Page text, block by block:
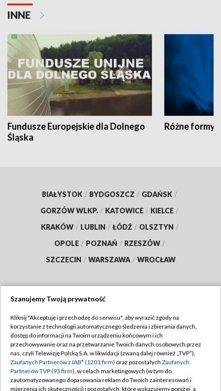
INNE
Fundusze Europejskie dla Dolnego
Śląska
Różne formy
BIAŁYSTOK / BYDGOSZCZ / GDAŃSK /
GORZÓW WLKP. / KATOWICE / KIELCE /
KRAKÓW / LUBLIN / ŁÓDŹ / OLSZTYN /
OPOLE / POZNAŃ / RZESZÓW /
SZCZECIN / WARSZAWA / WROCŁAW
TVP
Abonament TVP
Emisja w TVP
Centrum informacji TVP
Regulamin TVP
Polityka prywatności
Moje zgody
Szanujemy Twoją prywatność
Kliknij "Akceptuję i przechodzę do serwisu", aby wyrazić zgody na
korzystanie z technologii automatycznego śledzenia i zbierania danych,
dostęp do informacji na Twoim urządzeniu końcowym i ich
przechowywanie oraz na przetwarzanie Twoich danych osobowych przez
nas, czyli Telewizję Polską S.A. w likwidacji (zwaną dalej również „TVP”),
Zaufanych Partnerów z IAB* (1201 firm) oraz pozostałych Zaufanych
Partnerów TVP (93 firm), w celach marketingowych (w tym do
zautomatyzowanego dopasowania reklam do Twoich zainteresowań i
mierzenia ich skuteczności) i pozostałych, które wskazujemy poniżej, a